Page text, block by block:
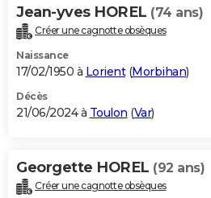
Jean-yves HOREL (74 ans)
Créer une cagnotte obsèques
Naissance
17/02/1950 à Lorient(Morbihan)
Décès
21/06/2024 à Toulon (Var)
Georgette HOREL (92 ans)
Créer une cagnotte obsèques